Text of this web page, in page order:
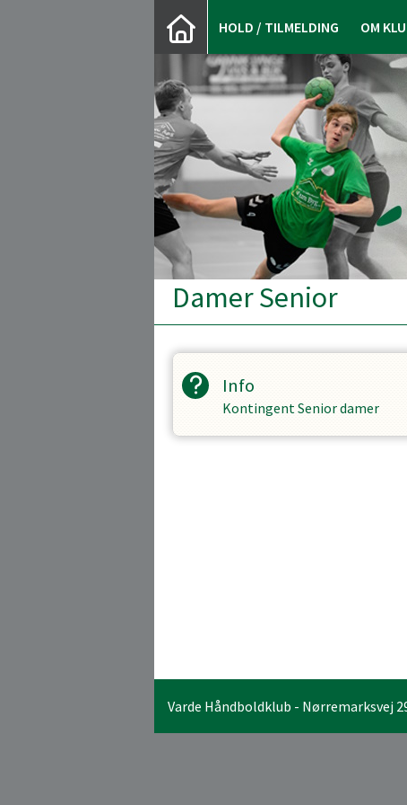
HOLD / TILMELDING OM
Damer Senior
Info
Kontingent Senior damer
Varde Håndboldklub - Nørremarksvej